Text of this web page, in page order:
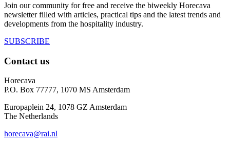
Join our community for free and receive the biweekly Horecava
newsletter filled with articles, practical tips and the latest trends and
developments from the hospitality industry.
SUBSCRIBE
Contact us
Horecava
P.O. Box 77777, 1070 MS Amsterdam
Europaplein 24, 1078 GZ Amsterdam
The Netherlands
horecava@rai.nl